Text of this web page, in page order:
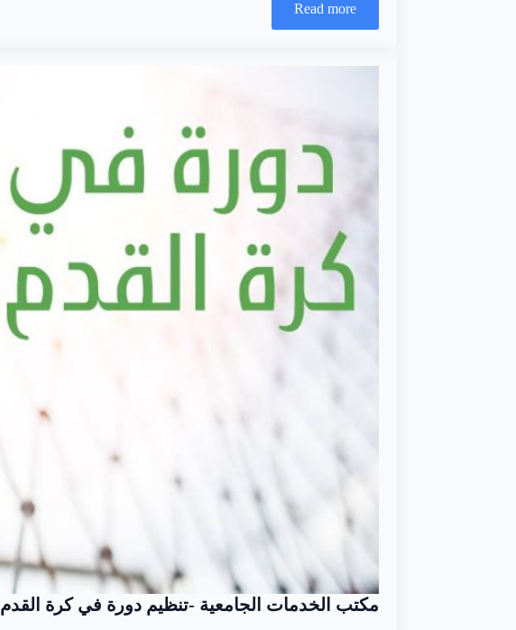
Read more
مكتب الخدمات الجامعية -تنظيم دورة في كرة القدم